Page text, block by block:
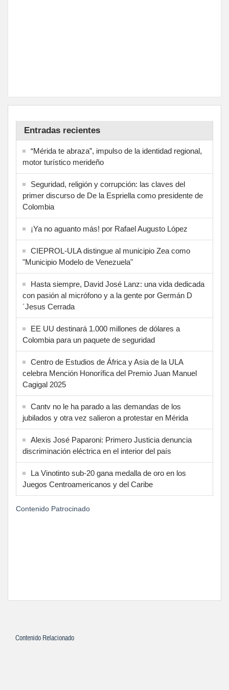
Entradas recientes
“Mérida te abraza”, impulso de la identidad regional,
motor turístico merideño
Seguridad, religión y corrupción: las claves del
primer discurso de De la Espriella como presidente de
Colombia
¡Ya no aguanto más! por Rafael Augusto López
CIEPROL-ULA distingue al municipio Zea como
"Municipio Modelo de Venezuela"
Hasta siempre, David José Lanz: una vida dedicada
con pasión al micrófono y a la gente por Germán D
´Jesus Cerrada
EE UU destinará 1.000 millones de dólares a
Colombia para un paquete de seguridad
Centro de Estudios de África y Asia de la ULA
celebra Mención Honorífica del Premio Juan Manuel
Cagigal 2025
Cantv no le ha parado a las demandas de los
jubilados y otra vez salieron a protestar en Mérida
Alexis José Paparoni: Primero Justicia denuncia
discriminación eléctrica en el interior del país
La Vinotinto sub-20 gana medalla de oro en los
Juegos Centroamericanos y del Caribe
Contenido Patrocinado
Contenido Relacionado